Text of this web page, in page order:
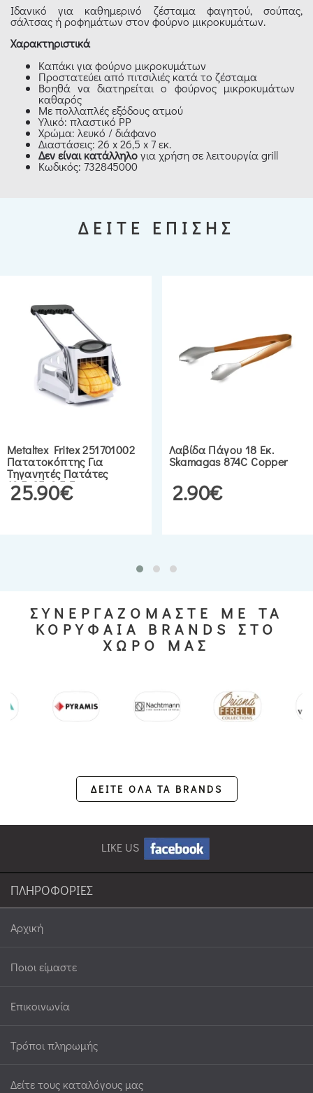
Ιδανικό για καθημερινό ζέσταμα φαγητού, σούπας,
σάλτσας ή ροφημάτων στον φούρνο μικροκυμάτων.
Χαρακτηριστικά
Καπάκι για φούρνο μικροκυμάτων
Προστατεύει από πιτσιλιές κατά το ζέσταμα
Βοηθά να διατηρείται ο φούρνος μικροκυμάτων
καθαρός
Με πολλαπλές εξόδους ατμού
Υλικό: πλαστικό PP
Χρώμα: λευκό / διάφανο
Διαστάσεις: 26 x 26,5 x 7 εκ.
Δεν είναι κατάλληλογια χρήση σε λειτουργία grill
Κωδικός: 732845000
ΔΕΙΤΕ ΕΠΙΣΗΣ
Metaltex Fritex 251701002
Πατατοκόπτης Για
Τηγανητές Πατάτες
10,5x25x9,5 Εκ.
25.90€
Λαβίδα Πάγου 18 Εκ.
Skamagas 874C Copper
2.90€
ΣΥΝΕΡΓΑΖΟΜΑΣΤΕ ΜΕ ΤΑ
ΚΟΡΥΦΑΙΑ BRANDS ΣΤΟ
ΧΩΡΟ ΜΑΣ
ΔΕΙΤΕ ΟΛΑ ΤΑ BRANDS
LIKE US
ΠΛΗΡΟΦΟΡΙΕΣ
Αρχική
Ποιοι είμαστε
Επικοινωνία
Τρόποι πληρωμής
Δείτε τους καταλόγους μας